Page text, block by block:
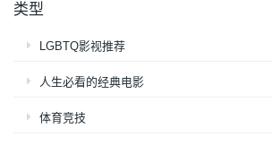
类型
LGBTQ影视推荐
人生必看的经典电影
体育竞技